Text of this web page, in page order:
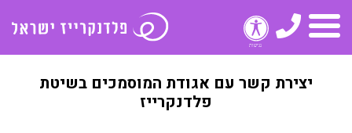
תפריט
טלפון
יצירת קשר עם אגודת המוסמכים בשיטת
פלדנקרייז